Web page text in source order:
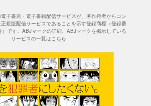
子書店・電子書籍配信サービスが、著作権者からコン
規版配信サービスであることを示す登録商標（登録番
です。ABJマークの詳細、ABJマークを掲示している
サービスの一覧はこちら